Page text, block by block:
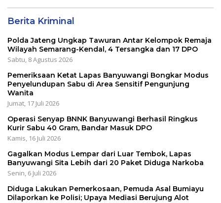
Berita Kriminal
Polda Jateng Ungkap Tawuran Antar Kelompok Remaja
Wilayah Semarang-Kendal, 4 Tersangka dan 17 DPO
Sabtu, 8 Agustus 2026
Pemeriksaan Ketat Lapas Banyuwangi Bongkar Modus
Penyelundupan Sabu di Area Sensitif Pengunjung
Wanita
Jumat, 17 Juli 2026
Operasi Senyap BNNK Banyuwangi Berhasil Ringkus
Kurir Sabu 40 Gram, Bandar Masuk DPO
Kamis, 16 Juli 2026
Gagalkan Modus Lempar dari Luar Tembok, Lapas
Banyuwangi Sita Lebih dari 20 Paket Diduga Narkoba
Senin, 6 Juli 2026
Diduga Lakukan Pemerkosaan, Pemuda Asal Bumiayu
Dilaporkan ke Polisi; Upaya Mediasi Berujung Alot